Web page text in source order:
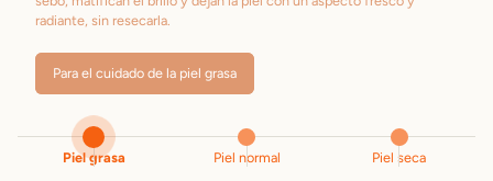
radiante, sin resecarla.
Para el cuidado de la piel grasa
Piel grasa Piel normal Piel seca